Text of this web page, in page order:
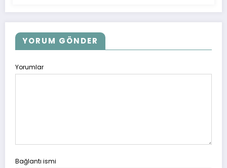
YORUM GÖNDER
Yorumlar
Bağlantı ismi